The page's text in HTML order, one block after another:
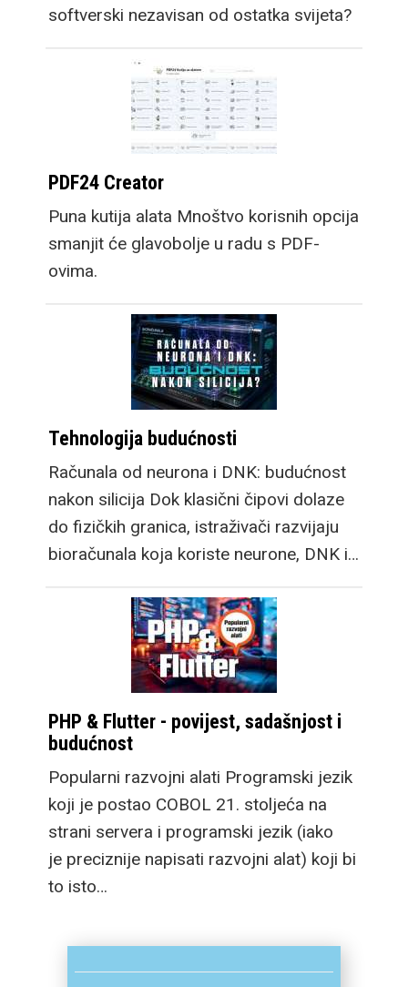
softverski nezavisan od ostatka svijeta?
PDF24 Creator
Puna kutija alata Mnoštvo korisnih opcija
smanjit će glavobolje u radu s PDF-
ovima.
Tehnologija budućnosti
Računala od neurona i DNK: budućnost
nakon silicija Dok klasični čipovi dolaze
do fizičkih granica, istraživači razvijaju
bioračunala koja koriste neurone, DNK i…
PHP & Flutter - povijest, sadašnjost i
budućnost
Popularni razvojni alati Programski jezik
koji je postao COBOL 21. stoljeća na
strani servera i programski jezik (iako
je preciznije napisati razvojni alat) koji bi
to isto…